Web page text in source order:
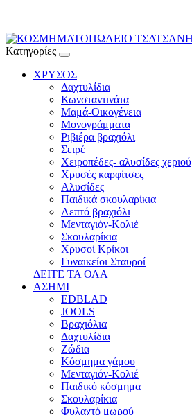
Κατηγορίες
ΧΡΥΣΟΣ
Δαχτυλίδια
Κωνσταντινάτα
Μαμά-Οικογένεια
Μονογράμματα
Ριβιέρα βραχιόλι
Σειρέ
Χειροπέδες- αλυσίδες χεριού
Χρυσές καρφίτσες
Αλυσίδες
Παιδικά σκουλαρίκια
Λεπτό βραχιόλι
Μενταγιόν-Κολιέ
Σκουλαρίκια
Χρυσοί Κρίκοι
Γυναικείοι Σταυροί
ΔΕΙΤΕ ΤΑ ΟΛΑ
ΑΣΗΜΙ
EDBLAD
JOOLS
Βραχιόλια
Δαχτυλίδια
Ζώδια
Κόσμημα γάμου
Μενταγιόν-Κολιέ
Παιδικό κόσμημα
Σκουλαρίκια
Φυλαχτό μωρού